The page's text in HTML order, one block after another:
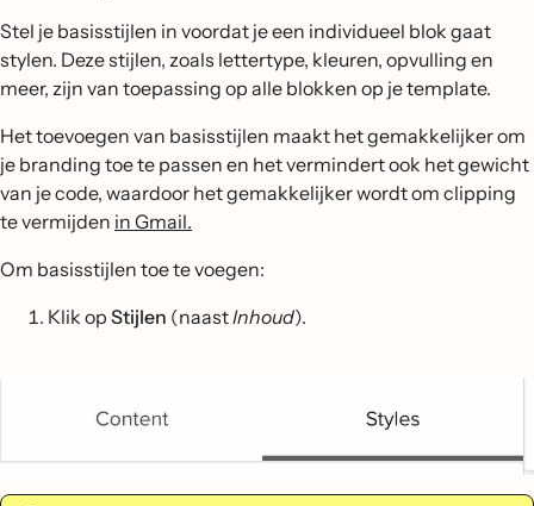
Stel je basisstijlen in voordat je een individueel blok gaat
stylen. Deze stijlen, zoals lettertype, kleuren, opvulling en
meer, zijn van toepassing op alle blokken op je template.
Het toevoegen van basisstijlen maakt het gemakkelijker om
je branding toe te passen en het vermindert ook het gewicht
van je code, waardoor het gemakkelijker wordt om clipping
te vermijden in Gmail.
Om basisstijlen toe te voegen:
Klik op Stijlen (naastInhoud).